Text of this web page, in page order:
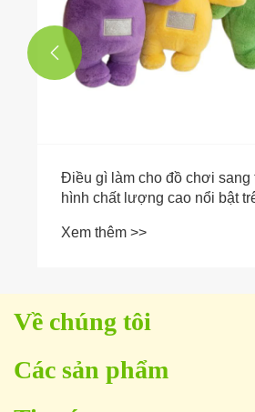
Điều gì làm cho đồ chơi sang
hình chất lượng cao nổi bật
Xem thêm >>

Về chúng tôi
Các sản phẩm